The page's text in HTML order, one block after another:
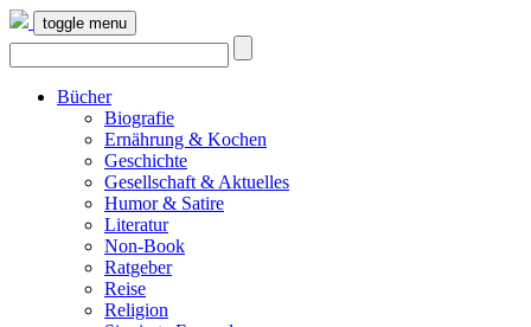
toggle menu
Bücher
Biografie
Ernährung & Kochen
Geschichte
Gesellschaft & Aktuelles
Humor & Satire
Literatur
Non-Book
Ratgeber
Reise
Religion